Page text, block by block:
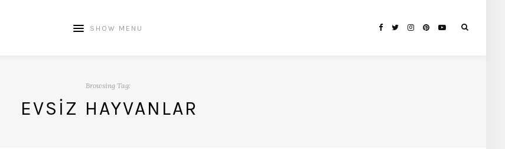
SHOW MENU
Browsing Tag:
EVSIZ HAYVANLAR